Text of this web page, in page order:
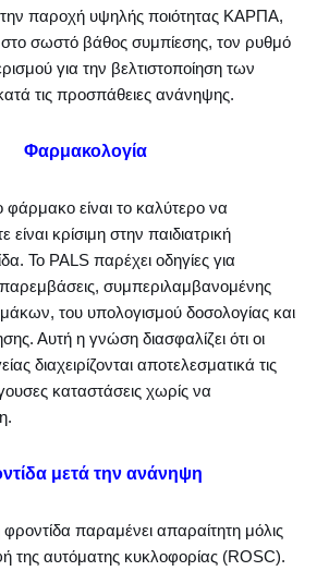
παροχή υψηλής ποιότητας ΚΑΡΠΑ,
σωστό βάθος συμπίεσης, τον ρυθμό
για την βελτιστοποίηση των
τις προσπάθειες ανάνηψης.
Φαρμακολογία
είναι το καλύτερο να
είναι κρίσιμη στην παιδιατρική
Το PALS παρέχει οδηγίες για
συμπεριλαμβανομένης
του υπολογισμού δοσολογίας και
Αυτή η γνώση διασφαλίζει ότι οι
διαχειρίζονται αποτελεσματικά τις
καταστάσεις χωρίς να
μετά την ανάνηψη
παραμένει απαραίτητη μόλις
της αυτόματης κυκλοφορίας (ROSC).